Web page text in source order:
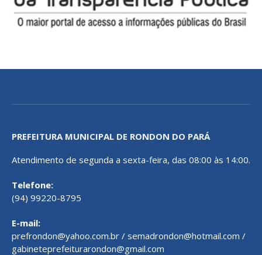
PREFEITURA MUNICIPAL DE RONDON DO PARÁ
Atendimento de segunda a sexta-feira, das 08:00 às 14:00.
Telefone:
(94) 99220-8795
E-mail:
prefrondon@yahoo.com.br / semadrondon@hotmail.com /
gabineteprefeiturarondon@gmail.com